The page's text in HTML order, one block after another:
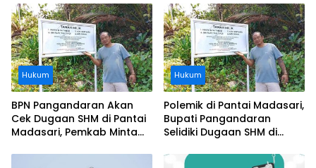
Ditanggung BPJS
Buruknya Koordinasi
Perusahaan
Hukum
BPN Pangandaran Akan
Cek Dugaan SHM di Pantai
Madasari, Pemkab Minta
Hukum
Polemik di Pantai Madasari,
Bupati Pangandaran
Selidiki Dugaan SHM di
Pantai